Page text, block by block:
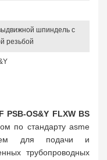
шпиндель с
резьбой
PSB-OS&Y FLXW BS
по стандарту asme
для подачи и
трубопроводных